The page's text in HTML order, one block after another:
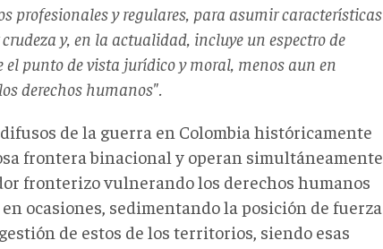
profesionales y regulares, para asumir características
y, en la actualidad, incluye un espectro de
punto de vista jurídico y moral, menos aun en
derechos humanos".
de la guerra en Colombia históricamente
frontera binacional y operan simultáneamente
fronterizo vulnerando los derechos humanos
ocasiones, sedimentando la posición de fuerza
de estos de los territorios, siendo esas